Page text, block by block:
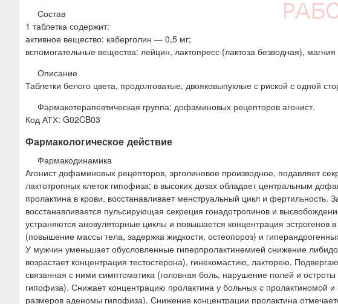
Состав
1 таблетка содержит:
активное вещество: каберголин — 0,5 мг;
вспомогательные вещества: лейцин, лактопресс (лактоза безводная), магния
Описание
Таблетки белого цвета, продолговатые, двояковыпуклые с риской с одной
Фармакотерапевтическая группа: дофаминовых рецепторов агонист.
Код АТХ: G02CB03
Фармакологическое действие
Фармакодинамика
Агонист дофаминовых рецепторов, эрголиновое производное, подавляет
лактотропных клеток гипофиза; в высоких дозах обладает центральным
пролактина в крови, восстанавливает менструальный цикл и
восстанавливается пульсирующая секреция гонадотропинов и
устраняются ановуляторные циклы и повышается концентрация эстрогенов
(повышение массы тела, задержка жидкости, остеопороз) и
У мужчин уменьшает обусловленные гиперпролактинемией снижение
возрастает концентрация тестостерона), гинекомастию, лакторею.
связанная с ними симптоматика (головная боль, нарушение полей и
гипофиза). Снижает концентрацию пролактина у больных с пролактиномой
размеров аденомы гипофиза). Снижение концентрации пролактина